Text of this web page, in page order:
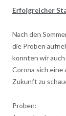
Erfolgreicher
Nach den
die Proben
konnten wir
Corona sich eine
Zukunft zu
Proben: